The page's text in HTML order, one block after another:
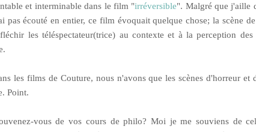
et interminable dans le film "irréversible". Malgré que j'aille
pas écouté en entier, ce film évoquait quelque chose; la scène
les téléspectateur(trice) au contexte et à la perception des
les films de Couture, nous n'avons que les scènes d'horreur et
Point.
vous de vos cours de philo? Moi je me souviens de